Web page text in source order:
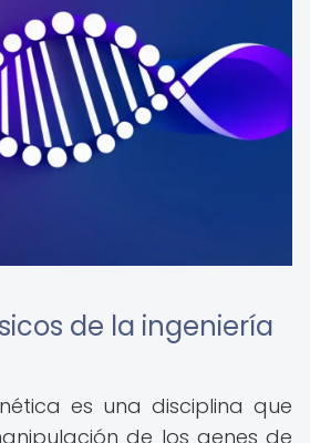
de la ingeniería
es una disciplina que
de los genes de